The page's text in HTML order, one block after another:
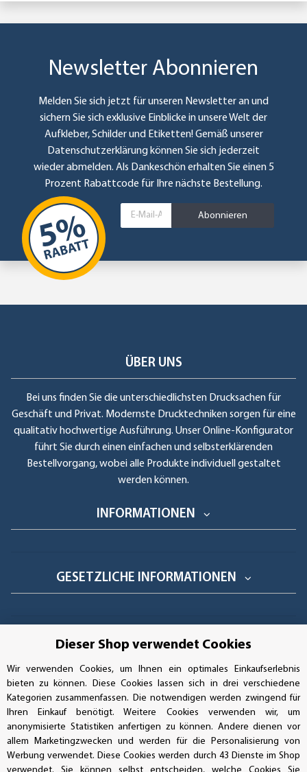
Newsletter Abonnieren
Melden Sie sich jetzt für unseren Newsletter an und
sichern Sie sich exklusive Einblicke in unsere Welt der
Aufkleber, Schilder und Etiketten! Gemäß unserer
Datenschutzerklärungkönnen Sie sich jederzeit
wieder abmelden. Als Dankeschön erhalten Sie einen 5
Prozent Rabattcode für Ihre nächste Bestellung.
Abonnieren
ÜBER UNS
Bei uns finden Sie die unterschiedlichsten Drucksachen für
Geschäft und Privat. Modernste Drucktechniken sorgen für eine
qualitativ hochwertige Ausführung. Unser Online-Konfigurator
führt Sie durch einen einfachen und selbsterklärenden
Bestellvorgang, wobei alle Produkte individuell gestaltet
werden können.
INFORMATIONEN
GESETZLICHE INFORMATIONEN
GEPRÜFTE LEISTUNG
AUFKLEBERDEALER STORE
Handwerkerring 1, D-39326 Wolmirstedt
Dieser Shop verwendet Cookies
Wir verwenden Cookies, um Ihnen ein optimales Einkaufserlebnis
bieten zu können. Diese Cookies lassen sich in drei verschiedene
Kategorien zusammenfassen. Die notwendigen werden zwingend für
Ihren Einkauf benötigt. Weitere Cookies verwenden wir, um
anonymisierte Statistiken anfertigen zu können. Andere dienen vor
allem Marketingzwecken und werden für die Personalisierung von
Werbung verwendet. Diese Cookies werden durch 43 Dienste im Shop